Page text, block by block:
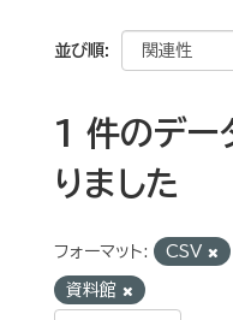
並び順
1 件のデー
りました
フォーマット: CSV
資料館